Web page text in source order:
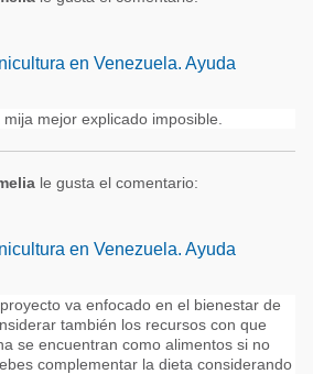
en Venezuela. Ayuda
mejor explicado imposible.
le gusta el comentario:
en Venezuela. Ayuda
va enfocado en el bienestar de
también los recursos con que
se encuentran como alimentos si no
complementar la dieta considerando